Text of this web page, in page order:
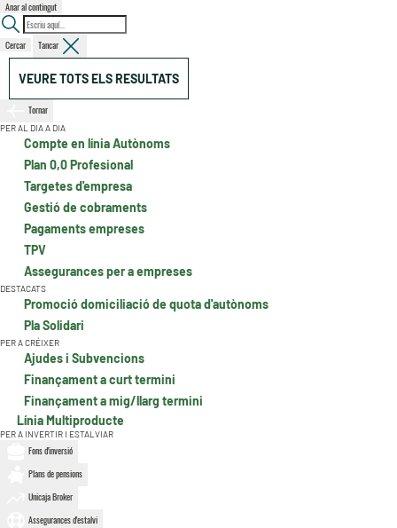
Anar al contingut
Cercar Tancar
VEURE TOTS ELS RESULTATS
Tornar
PER AL DIA A DIA
Compte en línia Autònoms
Plan 0,0 Profesional
Targetes d'empresa
Gestió de cobraments
Pagaments empreses
TPV
Assegurances per a empreses
DESTACATS
Promoció domiciliació de quota d'autònoms
Pla Solidari
PER A CRÉIXER
Ajudes i Subvencions
Finançament a curt termini
Finançament a mig/llarg termini
Línia Multiproducte
PER A INVERTIR I ESTALVIAR
Fons d'inversió
Plans de pensions
Unicaja Broker
Assegurances d'estalvi